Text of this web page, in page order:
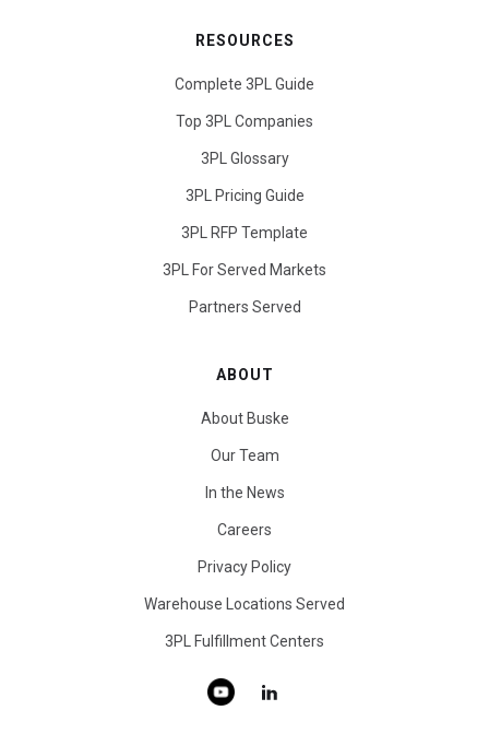
RESOURCES
Complete 3PL Guide
Top 3PL Companies
3PL Glossary
3PL Pricing Guide
3PL RFP Template
3PL For Served Markets
Partners Served
ABOUT
About Buske
Our Team
In the News
Careers
Privacy Policy
Warehouse Locations Served
3PL Fulfillment Centers